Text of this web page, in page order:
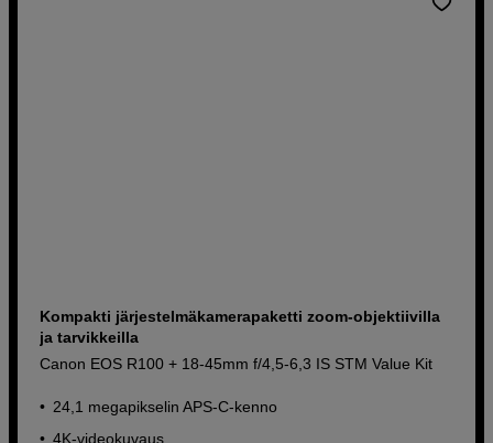
Kompakti järjestelmäkamerapaketti zoom-objektiivilla
ja tarvikkeilla
Canon EOS R100 + 18-45mm f/4,5-6,3 IS STM Value Kit
24,1 megapikselin APS-C-kenno
4K-videokuvaus